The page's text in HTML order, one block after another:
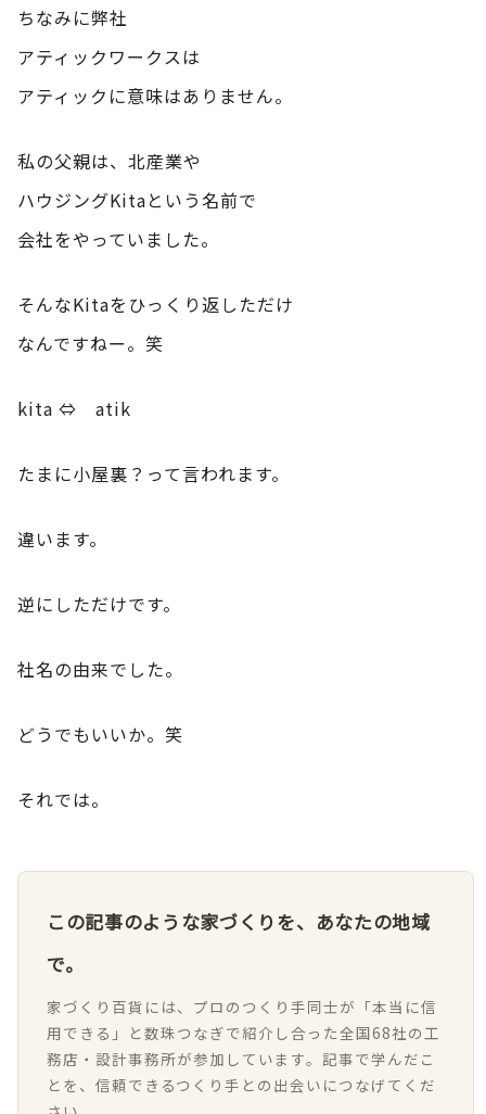
ちなみに弊社
アティックワークスは
アティックに意味はありません。
私の父親は、北産業や
ハウジングKitaという名前で
会社をやっていました。
そんなKitaをひっくり返しただけ
なんですねー。笑
kita ⇔ atik
たまに小屋裏？って言われます。
違います。
逆にしただけです。
社名の由来でした。
どうでもいいか。笑
それでは。
この記事のような家づくりを、あなたの地域
で。
家づくり百貨には、プロのつくり手同士が「本当に信
用できる」と数珠つなぎで紹介し合った全国68社の工
務店・設計事務所が参加しています。記事で学んだこ
とを、信頼できるつくり手との出会いにつなげてくだ